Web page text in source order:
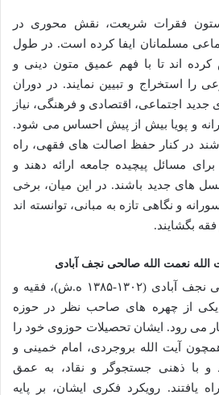
ستون فقرات شریعت، نقش محوری در
مسلمانان ایفا کرده است. در طول
کرده اند تا با فهم عمیق متون دینی و
را استخراج و تبیین نمایند. در دوران
اجتماعی، اقتصادی و فرهنگی، نیاز
و پویا بیش از پیش احساس می شود.
در کنار حفظ اصالت های فقهی، راه
مسائل پیچیده جامعه ارائه دهند و
های جدید باشند. در این میان، برخی
و نگاهی تازه به مبانی، توانسته اند
بگشایند.
الله نعمت الله صالحی نجف آبادی
آیت الله نعمت الله صالحی نجف آبادی (۱۳۰۲-۱۳۸۵ ه.ش)، فقیه و
یکی از چهره های صاحب نظر در حوزه
می رود. ایشان تحصیلات حوزوی خود را
آیت الله بروجردی، امام خمینی و
و با ذهنی جستجوگر و نقاد، به عمق
رویکرد فکری ایشان، بر پایه